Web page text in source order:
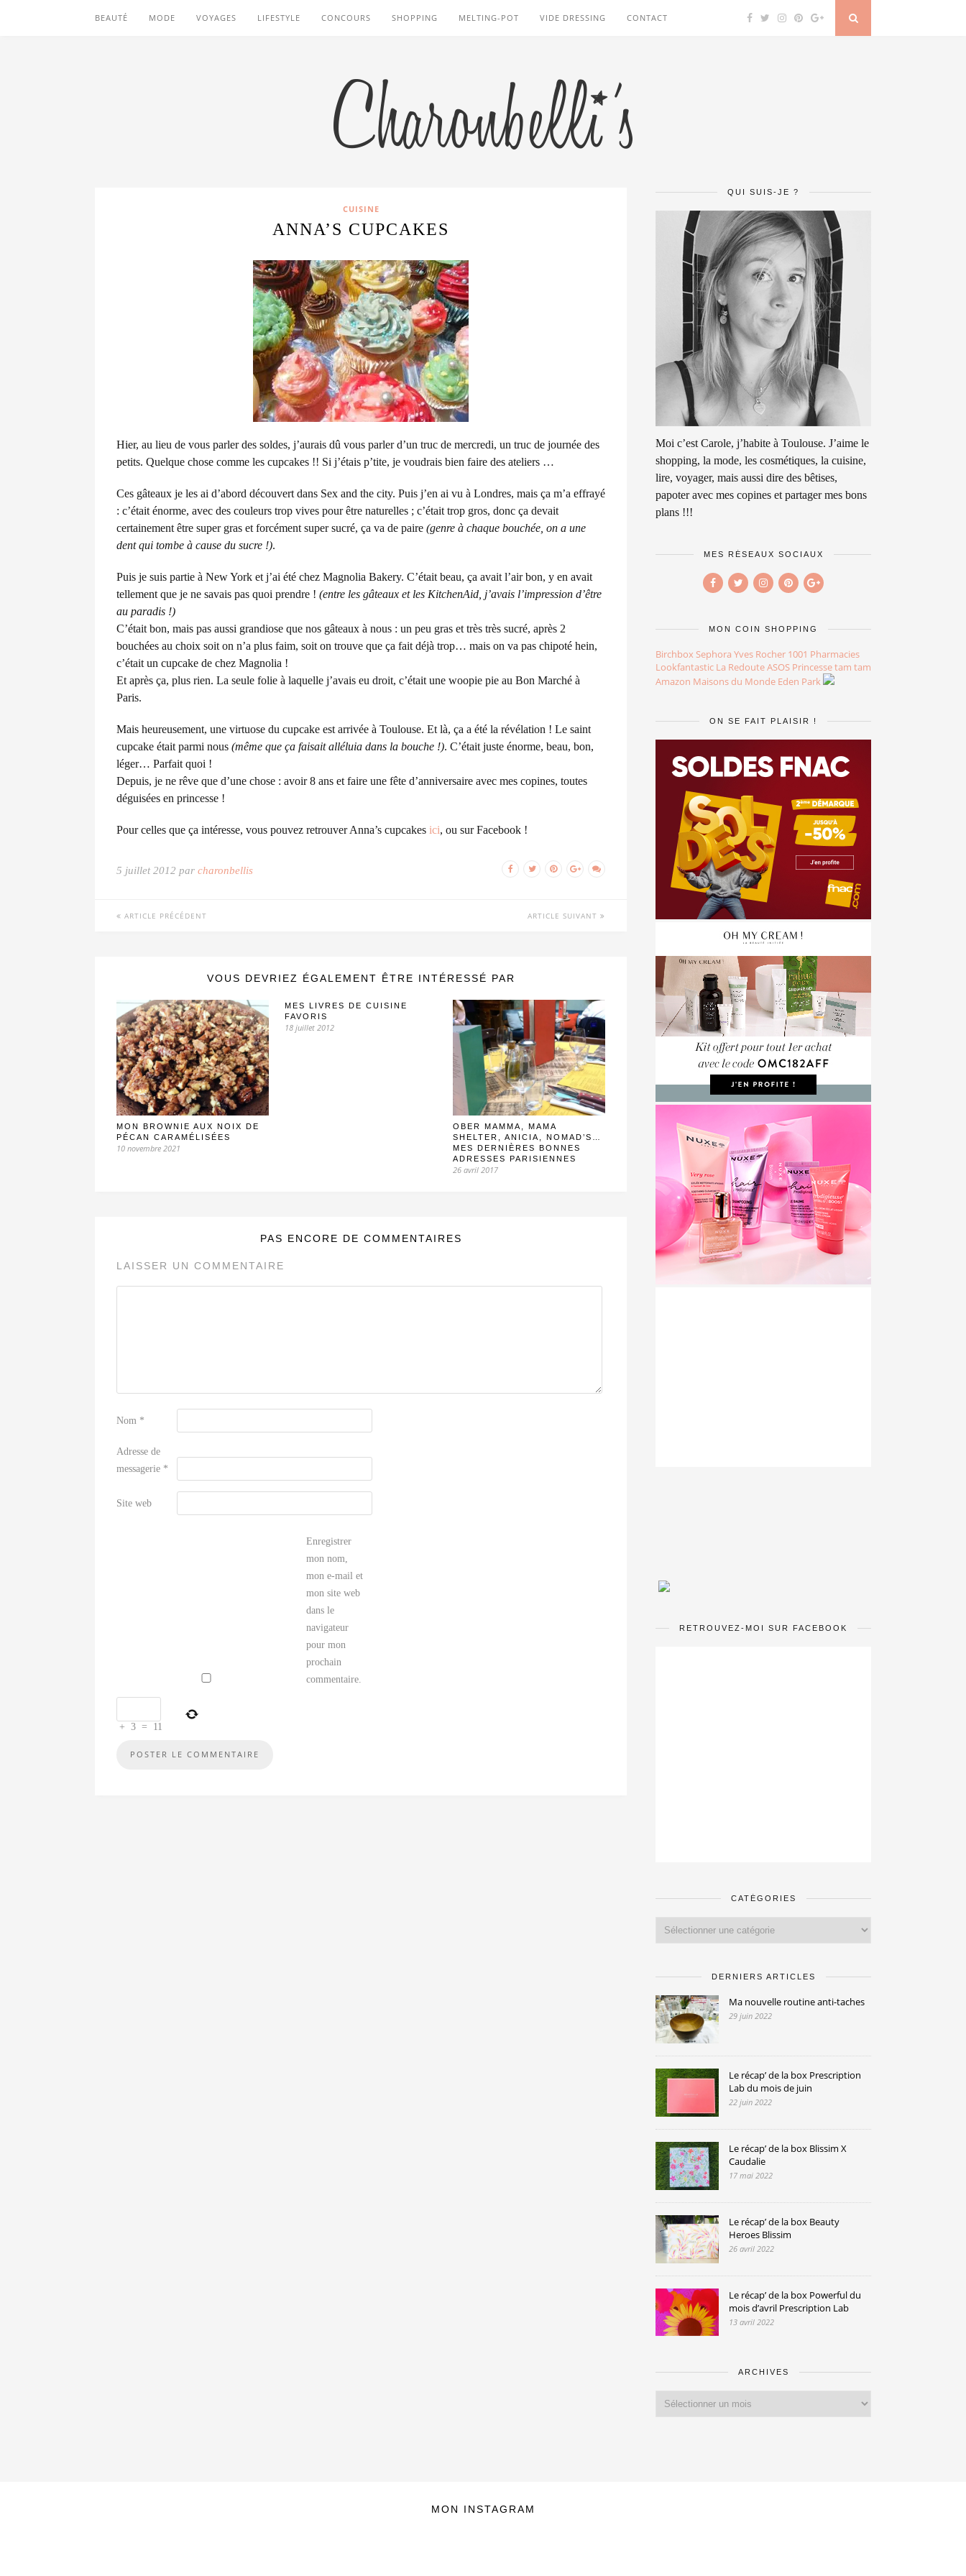
BEAUTÉ MODE VOYAGES LIFESTYLE CONCOURS SHOPPING MELTING-POT VIDE DRESSING CONTACT
CUISINE
ANNA’S CUPCAKES
Hier, au lieu de vous parler des soldes, j’aurais dû vous parler d’un truc de mercredi, un truc de journée des
petits. Quelque chose comme les cupcakes !! Si j’étais p’tite, je voudrais bien faire des ateliers …
Ces gâteaux je les ai d’abord découvert dans Sex and the city. Puis j’en ai vu à Londres, mais ça m’a effrayé
: c’était énorme, avec des couleurs trop vives pour être naturelles ; c’était trop gros, donc ça devait
certainement être super gras et forcément super sucré, ça va de paire (genre à chaque bouchée, on a une
dent qui tombe à cause du sucre !).
Puis je suis partie à New York et j’ai été chez Magnolia Bakery. C’était beau, ça avait l’air bon, y en avait
tellement que je ne savais pas quoi prendre ! (entre les gâteaux et les KitchenAid, j’avais l’impression d’être
au paradis !)
C’était bon, mais pas aussi grandiose que nos gâteaux à nous : un peu gras et très très sucré, après 2
bouchées au choix soit on n’a plus faim, soit on trouve que ça fait déjà trop… mais on va pas chipoté hein,
c’était un cupcake de chez Magnolia !
Et après ça, plus rien. La seule folie à laquelle j’avais eu droit, c’était une woopie pie au Bon Marché à
Paris.
Mais heureusement, une virtuose du cupcake est arrivée à Toulouse. Et là, ça a été la révélation ! Le saint
cupcake était parmi nous (même que ça faisait alléluia dans la bouche !). C’était juste énorme, beau, bon,
léger… Parfait quoi !
Depuis, je ne rêve que d’une chose : avoir 8 ans et faire une fête d’anniversaire avec mes copines, toutes
déguisées en princesse !
Pour celles que ça intéresse, vous pouvez retrouver Anna’s cupcakes ici, ou sur Facebook !
5 juillet 2012 par charonbellis
ARTICLE PRÉCÉDENT ARTICLE SUIVANT
VOUS DEVRIEZ ÉGALEMENT ÊTRE INTÉRESSÉ PAR
MON BROWNIE AUX NOIX DE
PÉCAN CARAMÉLISÉES
10 novembre 2021
MES LIVRES DE CUISINE
FAVORIS
18 juillet 2012
OBER MAMMA, MAMA
SHELTER, ANICIA, NOMAD’S…
MES DERNIÈRES BONNES
ADRESSES PARISIENNES
26 avril 2017
PAS ENCORE DE COMMENTAIRES
LAISSER UN COMMENTAIRE
Nom *
Adresse de
messagerie *
Site web
Enregistrer
mon nom,
mon e-mail et
mon site web
dans le
navigateur
pour mon
prochain
commentaire.
+ 3 = 11
QUI SUIS-JE ?
Moi c’est Carole, j’habite à Toulouse. J’aime le
shopping, la mode, les cosmétiques, la cuisine,
lire, voyager, mais aussi dire des bêtises,
papoter avec mes copines et partager mes bons
plans !!!
MES RÉSEAUX SOCIAUX
MON COIN SHOPPING
Birchbox Sephora Yves Rocher 1001 Pharmacies
Lookfantastic La RedouteASOS Princesse tam tam
Amazon Maisons du Monde Eden Park
ON SE FAIT PLAISIR !
RETROUVEZ-MOI SUR FACEBOOK
CATÉGORIES
DERNIERS ARTICLES
Ma nouvelle routine anti-taches
29 juin 2022
Le récap’ de la box Prescription
Lab du mois de juin
22 juin 2022
Le récap’ de la box Blissim X
Caudalie
17 mai 2022
Le récap’ de la box Beauty
Heroes Blissim
26 avril 2022
Le récap’ de la box Powerful du
mois d’avril Prescription Lab
13 avril 2022
ARCHIVES
MON INSTAGRAM